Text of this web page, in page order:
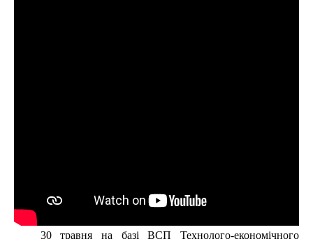
30 травня на базі ВСП Технолого-економічного